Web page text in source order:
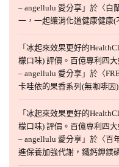
– angellulu 愛分享 」於〈白
一，一起讓消化道健康健康(
「冰起來效果更好的
檬口味) 評價。百億專利四
– angellulu 愛分享 」於〈
卡哇依的果香系列(無咖啡因)
「冰起來效果更好的
檬口味) 評價。百億專利四
– angellulu 愛分享 」於〈百
進保養加強代謝，鐵鈣鉀鎂